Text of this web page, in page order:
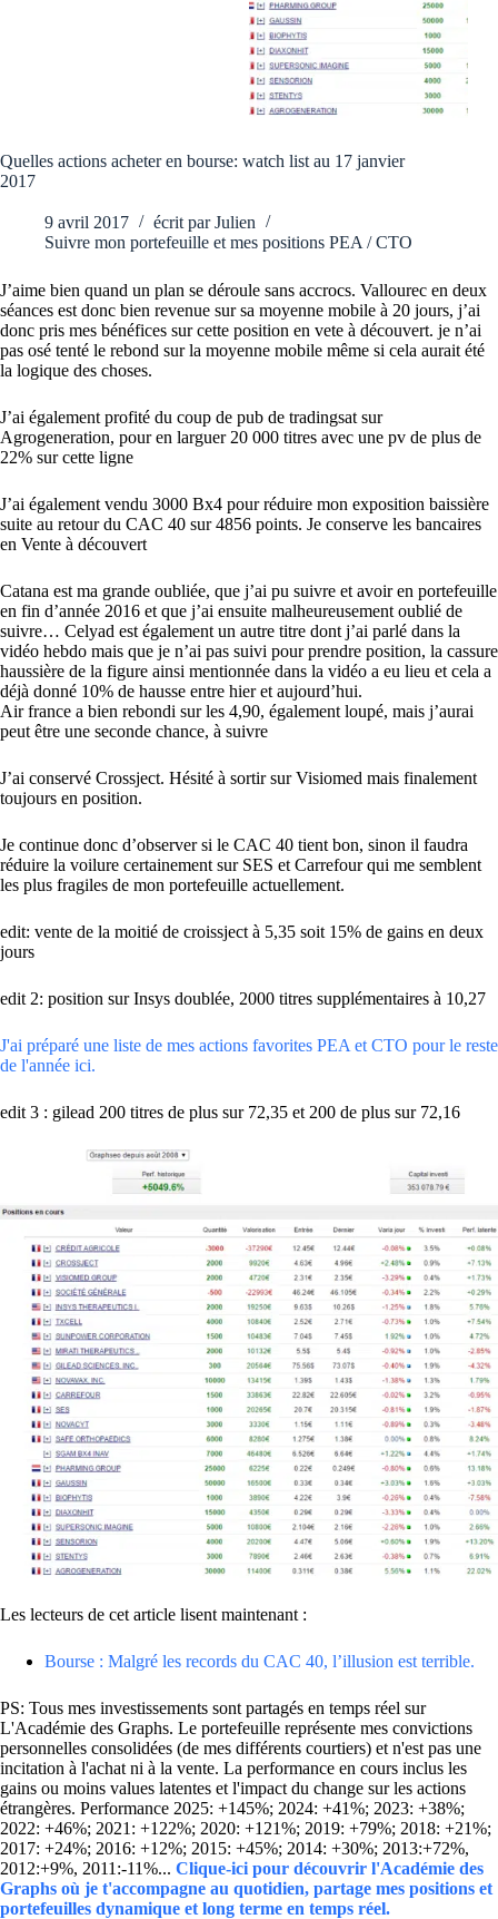
Quelles actions acheter en bourse: watch list au 17 janvier
2017
9 avril 2017 écrit par Julien
Suivre mon portefeuille et mes positions PEA / CTO
J’aime bien quand un plan se déroule sans accrocs. Vallourec en deux
séances est donc bien revenue sur sa moyenne mobile à 20 jours, j’ai
donc pris mes bénéfices sur cette position en vete à découvert. je n’ai
pas osé tenté le rebond sur la moyenne mobile même si cela aurait été
la logique des choses.
J’ai également profité du coup de pub de tradingsat sur
Agrogeneration, pour en larguer 20 000 titres avec une pv de plus de
22% sur cette ligne
J’ai également vendu 3000 Bx4 pour réduire mon exposition baissière
suite au retour du CAC 40 sur 4856 points. Je conserve les bancaires
en Vente à découvert
Catana est ma grande oubliée, que j’ai pu suivre et avoir en portefeuille
en fin d’année 2016 et que j’ai ensuite malheureusement oublié de
suivre… Celyad est également un autre titre dont j’ai parlé dans la
vidéo hebdo mais que je n’ai pas suivi pour prendre position, la cassure
haussière de la figure ainsi mentionnée dans la vidéo a eu lieu et cela a
déjà donné 10% de hausse entre hier et aujourd’hui.
Air france a bien rebondi sur les 4,90, également loupé, mais j’aurai
peut être une seconde chance, à suivre
J’ai conservé Crossject. Hésité à sortir sur Visiomed mais finalement
toujours en position.
Je continue donc d’observer si le CAC 40 tient bon, sinon il faudra
réduire la voilure certainement sur SES et Carrefour qui me semblent
les plus fragiles de mon portefeuille actuellement.
edit: vente de la moitié de croissject à 5,35 soit 15% de gains en deux
jours
edit 2: position sur Insys doublée, 2000 titres supplémentaires à 10,27
J'ai préparé une liste de mes actions favorites PEA et CTO pour le reste
de l'année ici.
edit 3 : gilead 200 titres de plus sur 72,35 et 200 de plus sur 72,16
Les lecteurs de cet article lisent maintenant :
Bourse : Malgré les records du CAC 40, l’illusion est terrible.
PS: Tous mes investissements sont partagés en temps réel sur
L'Académie des Graphs. Le portefeuille représente mes convictions
personnelles consolidées (de mes différents courtiers) et n'est pas une
incitation à l'achat ni à la vente. La performance en cours inclus les
gains ou moins values latentes et l'impact du change sur les actions
étrangères. Performance 2025: +145%; 2024: +41%; 2023: +38%;
2022: +46%; 2021: +122%; 2020: +121%; 2019: +79%; 2018: +21%;
2017: +24%; 2016: +12%; 2015: +45%; 2014: +30%; 2013:+72%,
2012:+9%, 2011:-11%... Clique-ici pour découvrir l'Académie des
Graphs où je t'accompagne au quotidien, partage mes positions et
portefeuilles dynamique et long terme en temps réel.